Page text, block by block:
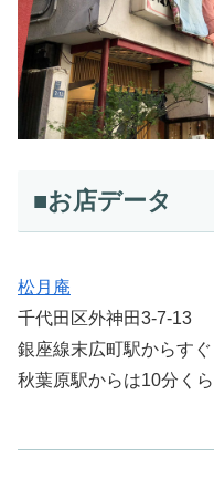
■お店データ
松月庵
千代田区外神田3-7-13
銀座線末広町駅からすぐ
秋葉原駅からは10分くら